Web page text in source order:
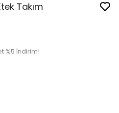
Takım
%5 İndirim!